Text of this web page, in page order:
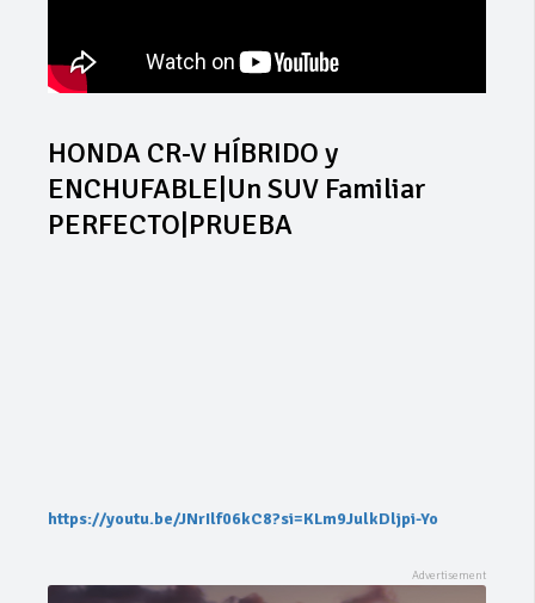
HONDA CR-V HÍBRIDO y
ENCHUFABLE|Un SUV Familiar
PERFECTO|PRUEBA
https://youtu.be/JNrIlf06kC8?si=KLm9JulkDljpi-Yo